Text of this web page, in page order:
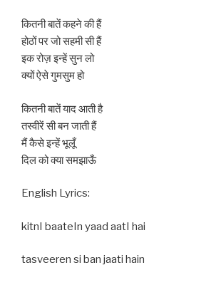
कितनी बातें कहने की हैं
होठों पर जो सहमी सी हैं
इक रोज़ इन्हें सुन लो
क्यों ऐसे गुमसुम हो
कितनी बातें याद आती है
तस्वीरें सी बन जाती हैं
मैं कैसे इन्हें भूलूँ
दिल को क्या समझाऊँ
English Lyrics:
kitnI baateIn yaad aatI hai
tasveeren si ban jaati hain